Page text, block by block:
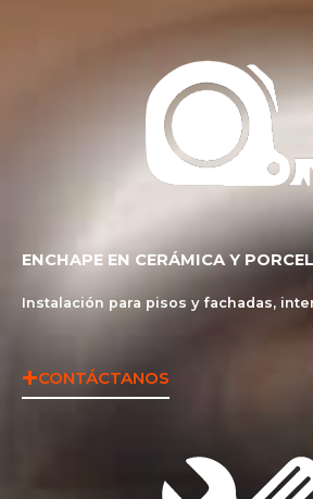
ENCHAPE EN CERÁMICA Y
Instalación para pisos y fachadas,
CONTÁCTANOS